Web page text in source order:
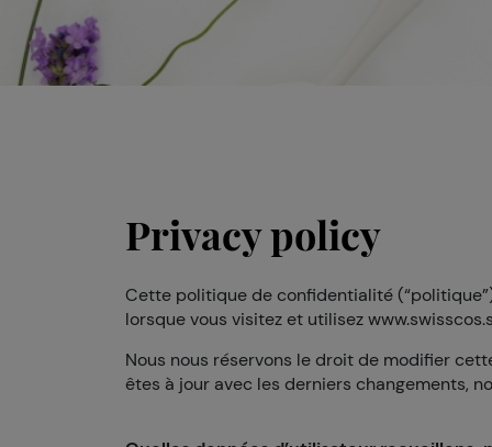
Privacy policy
Cette politique de confidentialité
lorsque vous visitez et utilisez
Nous nous réservons le droit de modifier
êtes à jour avec les derniers changements,